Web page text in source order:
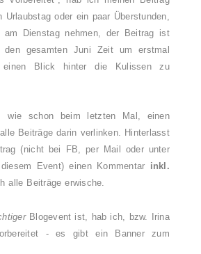
oder ein paar Überstunden,
Dienstag nehmen, der Beitrag ist
gesamten Juni Zeit um erstmal
einen Blick hinter die Kulissen zu
wie schon beim letzten Mal, einen
Beiträge darin verlinken. Hinterlasst
(nicht bei FB, per Mail oder unter
Event) einen Kommentar inkl.
alle Beiträge erwische.
Blogevent ist, hab ich, bzw. Irina
- es gibt ein Banner zum